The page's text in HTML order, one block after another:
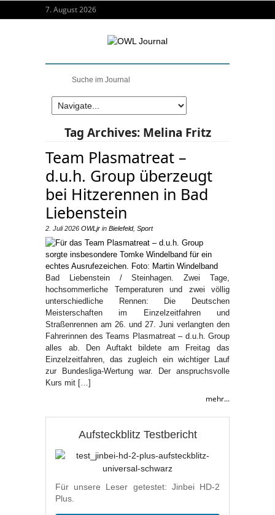
7. August 2026
Tag Archives: Melina Fritz
Team Plasmatreat –
d.u.h. Group überzeugt
bei Hitzerennen in Bad
Liebenstein
2. Juli 2026 OWLjr in Bielefeld, Sport
Bad Liebenstein / Steinhagen. Zwei Tage,
hochsommerliche Temperaturen und zwei völlig
unterschiedliche Rennen: Die Deutschen
Meisterschaften im Einzelzeitfahren und
Straßenrennen am 26. und 27. Juni verlangten den
Fahrerinnen des Teams Plasmatreat – d.u.h. Group
alles ab. Den Auftakt bildete am Freitag das
Einzelzeitfahren, das zugleich ein wichtiger Lauf
zur Bundesliga-Wertung war. Der anspruchsvolle
Kurs mit […]
mehr...
Aufsteckblitz Testbericht
Für unsere Leser getestet: Jinbei HD-2
Plus.